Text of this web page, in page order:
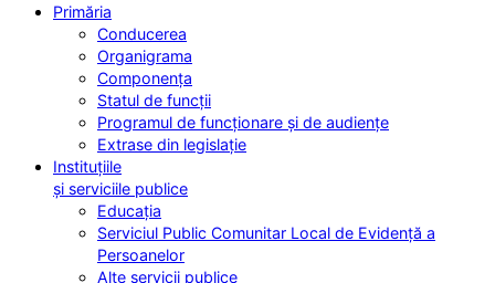
Primăria
Conducerea
Organigrama
Componența
Statul de funcții
Programul de funcționare și de audiențe
Extrase din legislație
Instituțiile
și serviciile publice
Educația
Serviciul Public Comunitar Local de Evidență a
Persoanelor
Alte servicii publice